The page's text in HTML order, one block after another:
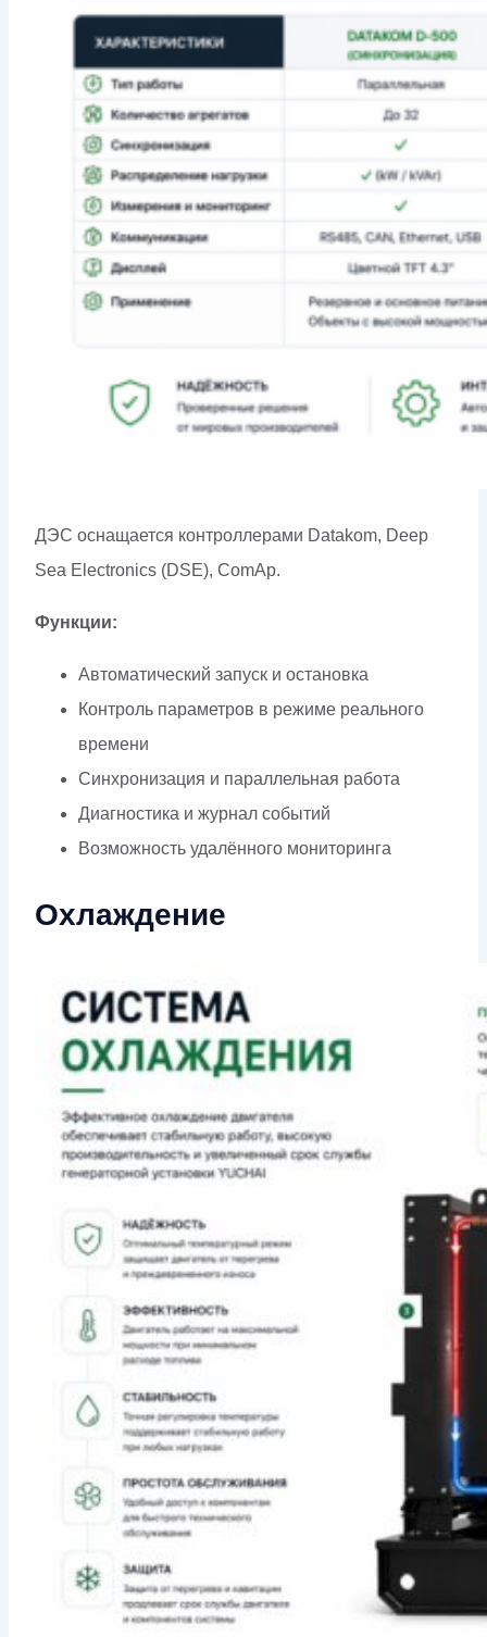
ДЭС оснащается контроллерами Datakom, Deep
Sea Electronics (DSE), ComAp.
Функции:
Автоматический запуск и остановка
Контроль параметров в режиме реального
времени
Синхронизация и параллельная работа
Диагностика и журнал событий
Возможность удалённого мониторинга
Охлаждение